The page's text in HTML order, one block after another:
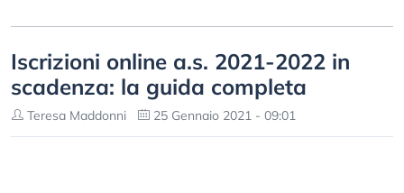
Iscrizioni online a.s. 2021-2022 in
scadenza: la guida completa
Teresa Maddonni 25 Gennaio 2021 - 09:01